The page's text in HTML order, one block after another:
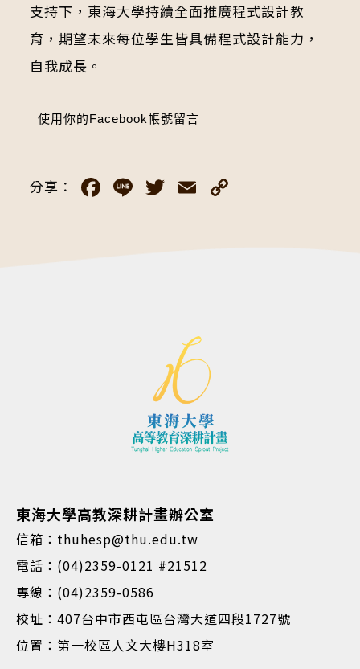
支持下，東海大學持續全面推廣程式設計教
育，期望未來每位學生皆具備程式設計能力，
自我成長。
使用你的Facebook帳號留言
分享： Facebook
LineTwitter
Email
東海大學高教深耕計畫辦公室
信箱：thuhesp@thu.edu.tw
電話：(04)2359-0121 #21512
專線：(04)2359-0586
校址：407台中市西屯區台灣大道四段1727號
位置：第一校區人文大樓H318室